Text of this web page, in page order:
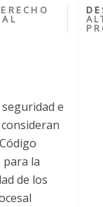
e
para la
de los